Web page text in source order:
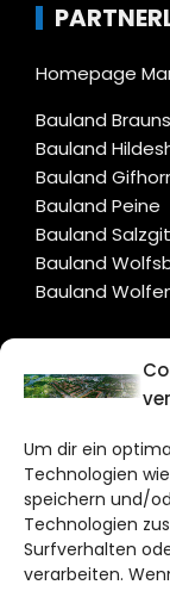
Um dir ein
Technologien
speichern und/
Technologien
Surfverhalten
verarbeiten.
Homepage
Bauland
Bauland
Bauland
Bauland Peine
Bauland
Bauland
Bauland
CITYLIFE!
Bruchtorwall 12
38100
Telefon: 0531